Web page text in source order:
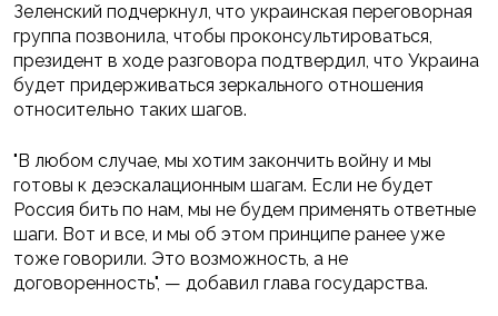
Зеленский подчеркнул, что украинская переговорная
группа позвонила, чтобы проконсультироваться,
президент в ходе разговора подтвердил, что Украина
будет придерживаться зеркального отношения
относительно таких шагов.
"В любом случае, мы хотим закончить войну и мы
готовы к деэскалационным шагам. Если не будет
Россия бить по нам, мы не будем применять ответные
шаги. Вот и все, и мы об этом принципе ранее уже
тоже говорили. Это возможность, а не
договоренность", — добавил глава государства.